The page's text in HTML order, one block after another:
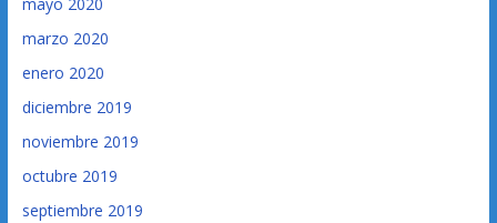
marzo 2020
enero 2020
diciembre 2019
noviembre 2019
octubre 2019
septiembre 2019